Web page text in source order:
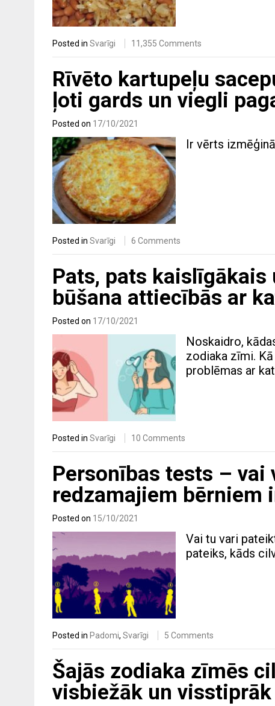
Posted in Svarīgi 11,355 Comments
Rīvēto kartupeļu
ļoti gards un viegli
Posted on 17/10/2021
Ir vērts
Posted in Svarīgi 6 Comments
Pats, pats
būšana attiecībās ar
Posted on 17/10/2021
Noskaidro,
zodiaka zīmi.
problēmas ar
Posted in Svarīgi 10 Comments
Personības tests –
redzamajiem bērniem
Posted on 15/10/2021
Vai tu vari
pateiks, kāds
Posted in Padomi, Svarīgi 5 Comments
Šajās zodiaka zīmēs
visbiežāk un visstiprāk